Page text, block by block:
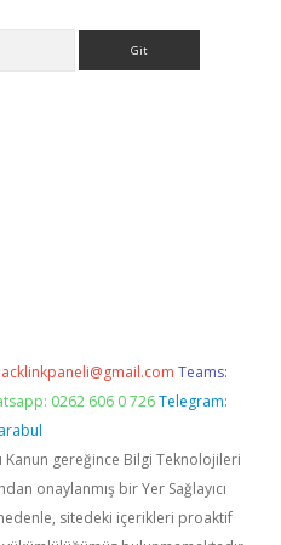
Teams:
0262 606 0 726 Telegram:
Kanun gereğince Bilgi Teknolojileri
onaylanmış bir Yer Sağlayıcı
sitedeki içerikleri proaktif